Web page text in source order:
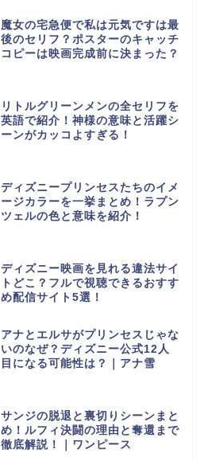
魔女の宅急便で私は元気ですは最
後のセリフ？ポスターのキャッチ
コピーは映画完成前に決まった？
リトルグリーンメンの全セリフを
英語で紹介！神様の意味と活躍シ
ーンがカッコよすぎる！
ディズニープリンセスたちのイメ
ージカラーを一挙まとめ！ラプン
ツェルの色と意味を紹介！
ディズニー映画を見れる違法サイ
トどこ？フルで視聴できるおすす
め配信サイト5選！
アナとエルサがプリンセスじゃな
いのなぜ？ディズニー公式12人
目になる可能性は？｜アナ雪
サンジの脱退と裏切りシーンまと
め！ルフィ決闘の理由と奪還まで
徹底解説！｜ワンピース